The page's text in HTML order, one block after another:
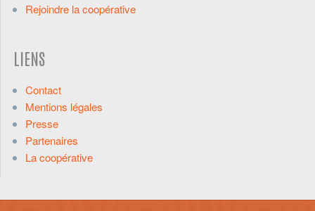
Rejoindre la coopérative
LIENS
Contact
Mentions légales
Presse
Partenaires
La coopérative